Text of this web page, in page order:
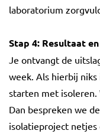
laboratorium
Stap 4: Resultaat
Je ontvangt de
week. Als hierbij
starten met isoleren.
Dan bespreken we
isolatieproject